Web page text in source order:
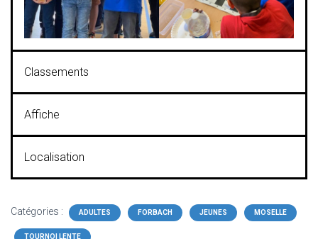
Classements
Affiche
Localisation
Catégories : ADULTES FORBACH JEUNES MOSELLE
TOURNOI LENTE